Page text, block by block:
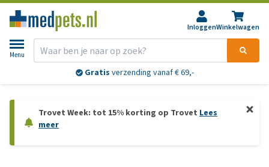
InloggenWinkelwagen
Menu
Gratis verzending vanaf € 69,-
Trovet Week: tot 15% korting op Trovet Lees
meer